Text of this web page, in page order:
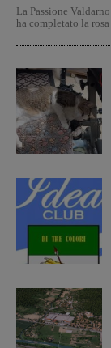
La Passione
ha completato la